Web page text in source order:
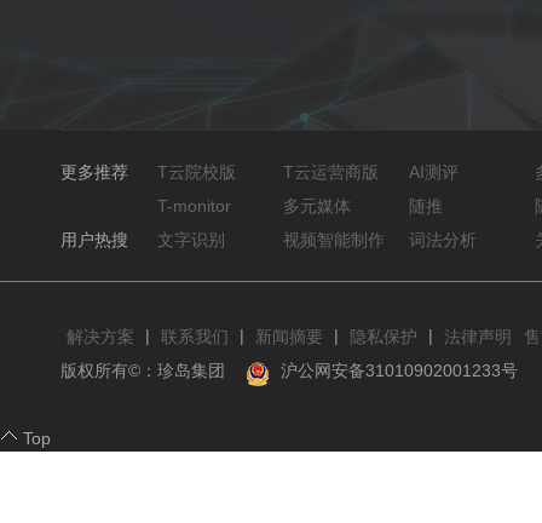
更多推荐 T云院校版 T云运营商版 AI测评
T-monitor
多元媒体 随推
用户热搜
文字识别 视频智能制作 词法分析
解决方案 | 联系我们 | 新闻摘要 | 隐私保护 |
法律声明
版权所有©：珍岛集团
沪公网安备31010902001233号
Top